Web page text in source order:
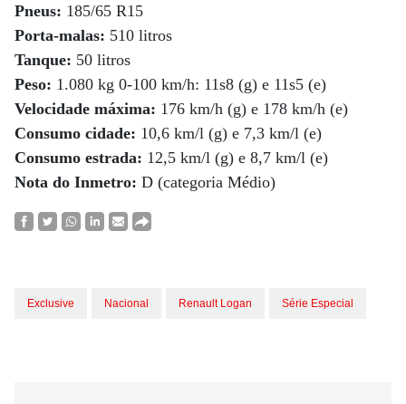
Pneus: 185/65 R15
Porta-malas: 510 litros
Tanque: 50 litros
Peso: 1.080 kg 0-100 km/h: 11s8 (g) e 11s5 (e)
Velocidade máxima: 176 km/h (g) e 178 km/h (e)
Consumo cidade: 10,6 km/l (g) e 7,3 km/l (e)
Consumo estrada: 12,5 km/l (g) e 8,7 km/l (e)
Nota do Inmetro: D (categoria Médio)
Exclusive Nacional Renault Logan Série Especial